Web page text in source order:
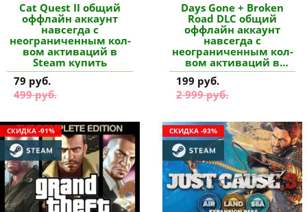
Cat Quest II общий
оффлайн аккаунт
навсегда с
неограниченным кол-
вом активаций в
Steam купить
79 руб.
499 руб.
Days Gone + Broken
Road DLC общий
оффлайн аккаунт
навсегда с
неограниченным кол-
вом активаций в
Steam купить
199 руб.
2 999 руб.
СКИДКА -91% СКИДКА -93%